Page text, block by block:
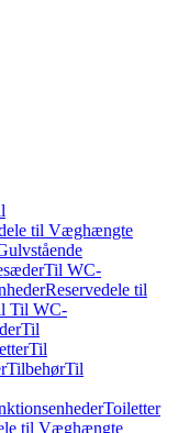
til Væghængte
Til WC-
Reservedele til
Til WC-
Til
Til
TilbehørTil
Toiletter
til Væghængte